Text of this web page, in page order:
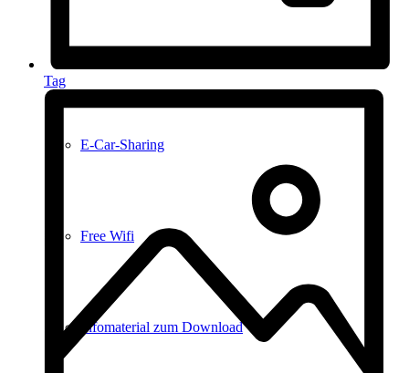
E-Car-Sharing
Free Wifi
Infomaterial zum Download
Tag